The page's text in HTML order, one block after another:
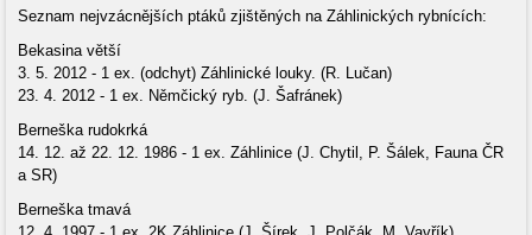
Seznam nejvzácnějších ptáků zjištěných na Záhlinických rybnících:
Bekasina větší
3. 5. 2012 - 1 ex. (odchyt) Záhlinické louky. (R. Lučan)
23. 4. 2012 - 1 ex. Němčický ryb. (J. Šafránek)
Berneška rudokrká
14. 12. až 22. 12. 1986 - 1 ex. Záhlinice (J. Chytil, P. Šálek, Fauna ČR
a SR)
Berneška tmavá